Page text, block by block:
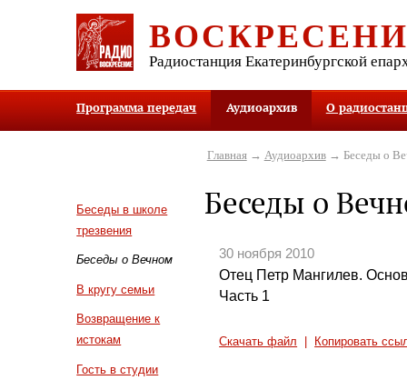
Радиостанция Екатеринбургской
Программа передач Аудиоархив О
Беседы в школе
трезвения
Беседы о Вечном
В кругу семьи
Возвращение к
истокам
Гость в студии
Главная→ Аудиоархив→ Беседы о
Беседы о
30 ноября 2010
Отец Петр Мангилев.
Часть 1
Скачать файл Копировать